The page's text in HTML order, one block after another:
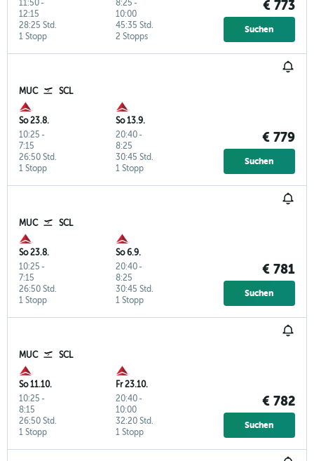
11:50-
12:15
1 Stopp
28:25 Std.
8:25 -
10:00
2 Stopps
45:35 Std.
€ 773
Suchen
MUC SCL
So 23.8.
10:25 -
7:15
1 Stopp
26:50 Std.
So 13.9.
20:40-
8:25
1 Stopp
30:45 Std.
€ 779
Suchen
MUC SCL
So 23.8.
10:25 -
7:15
1 Stopp
26:50 Std.
So 6.9.
20:40-
8:25
1 Stopp
30:45 Std.
€ 781
Suchen
MUC SCL
So 11.10.
10:25 -
8:15
1 Stopp
26:50 Std.
Fr 23.10.
20:40-
10:00
1 Stopp
32:20 Std.
€ 782
Suchen